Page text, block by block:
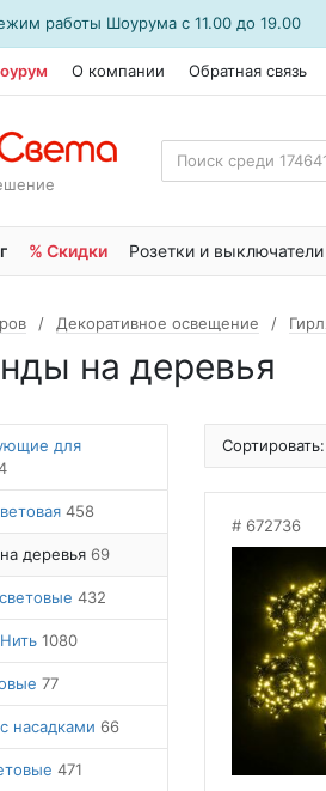
работы Шоурума с 11.00 до 19.00
О компании Обратная связь
% Скидки Розетки и выключатели
Декоративное освещение
на деревья
для
458
деревья 69
432
1080
77
насадками 66
471
Сортировать:
672736